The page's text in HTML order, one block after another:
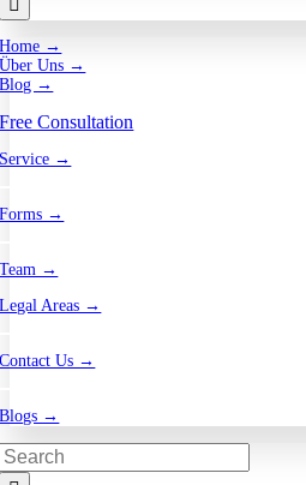
Home →
Über Uns →
Blog →
Free Consultation
Service →
Forms →
Team →
Legal Areas →
Contact Us →
Blogs →